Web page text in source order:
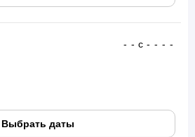
- - с - - - -
Выбрать даты